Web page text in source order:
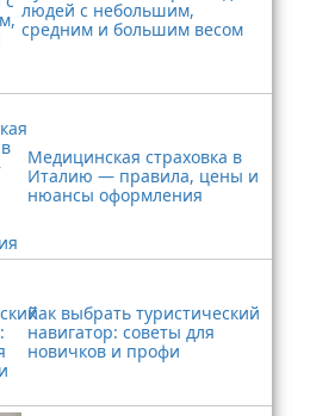
людей с небольшим,
средним и большим весом
Медицинская страховка в
Италию — правила, цены и
нюансы оформления
Как выбрать туристический
навигатор: советы для
новичков и профи